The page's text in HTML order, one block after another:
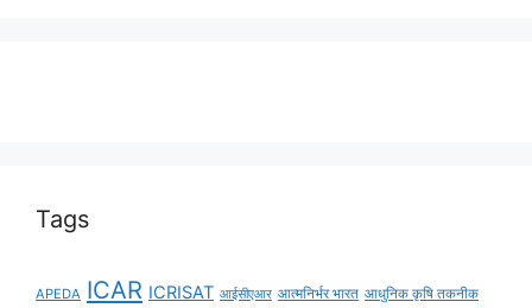
Tags
APEDA ICAR ICRISAT आईसीएआर आत्मनिर्भर भारत आधुनिक कृषि तकनीक